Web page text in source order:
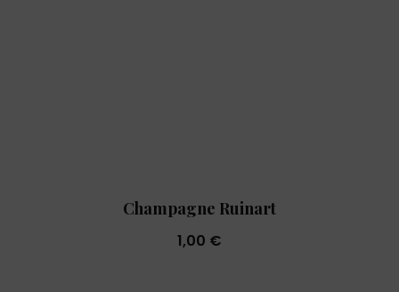
Champagne Ruinart
1,00 €